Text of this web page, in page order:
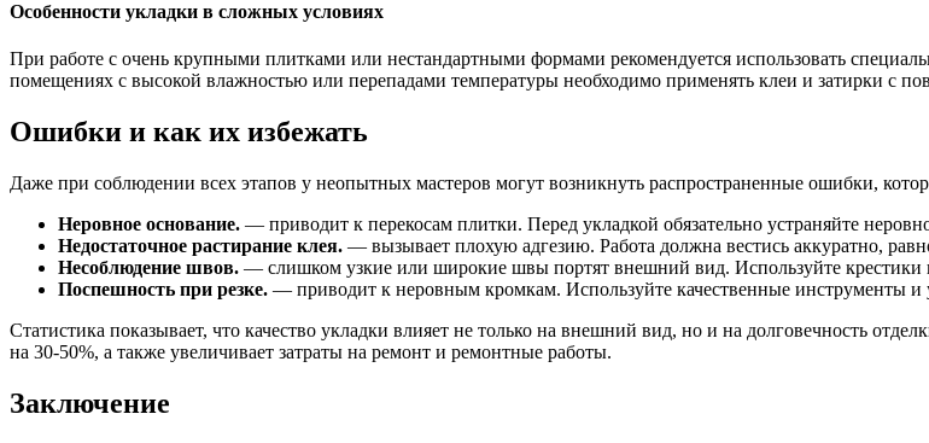
Особенности укладки в сложных условиях
При работе с очень крупными плитками или нестандартными формами рекомендуется использовать
помещениях с высокой влажностью или перепадами температуры необходимо применять клеи и затирки с
Ошибки и как их избежать
Даже при соблюдении всех этапов у неопытных мастеров могут возникнуть распространенные ошибки,
Неровное основание. — приводит к перекосам плитки. Перед укладкой обязательно устраняйте
Недостаточное растирание клея. — вызывает плохую адгезию. Работа должна вестись аккуратно,
Несоблюдение швов. — слишком узкие или широкие швы портят внешний вид. Используйте крестики
Поспешность при резке. — приводит к неровным кромкам. Используйте качественные инструменты и
Статистика показывает, что качество укладки влияет не только на внешний вид, но и на долговечность
на 30-50%, а также увеличивает затраты на ремонт и ремонтные работы.
Заключение